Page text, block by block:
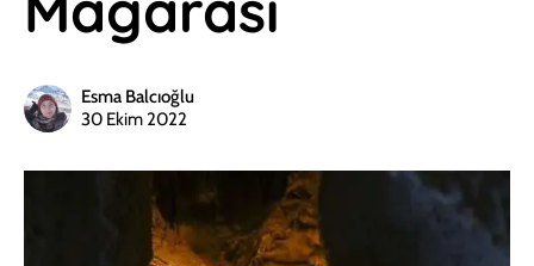
Esma Balcıoğlu
30 Ekim 2022